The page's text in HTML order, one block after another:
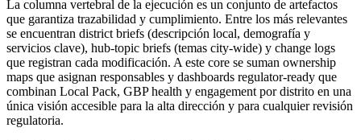
La columna vertebral de la ejecución es un conjunto de artefactos
que garantiza trazabilidad y cumplimiento. Entre los más relevantes
se encuentran district briefs (descripción local, demografía y
servicios clave), hub-topic briefs (temas city-wide) y change logs
que registran cada modificación. A este core se suman ownership
maps que asignan responsables y dashboards regulator-ready que
combinan Local Pack, GBP health y engagement por distrito en una
única visión accesible para la alta dirección y para cualquier revisión
regulatoria.